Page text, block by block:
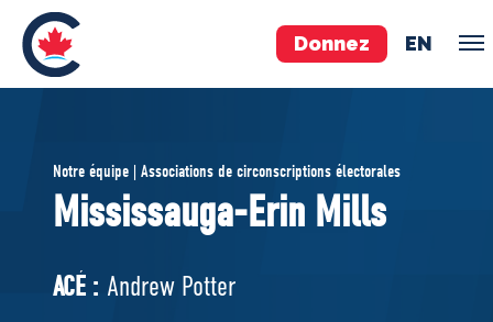
Donnez EN
ÉQUIPE
Pierre Poilievre
Vos députés conservateurs
Cabinet fantôme
Exécutif national
Notre équipe | Associations de circonscriptions électorales
Mississauga-Erin Mills
ACÉ : Andrew Potter